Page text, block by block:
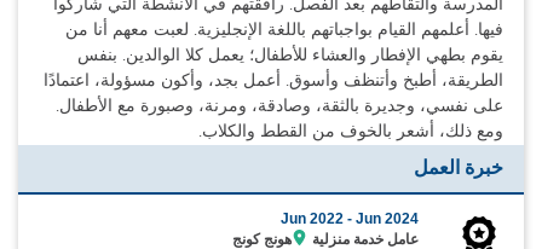
المدرسة والتقاطهم بعد الفصل. رافقتهم في الأنشطة التي شاركوا
فيها. أعلمهم القيام بواجباتهم باللغة الإنجليزية. لعبت معهم أنا من
يقوم بطهي الإفطار والعشاء للأطفال؛ يعمل كلا الوالدين. بنفس
الطريقة، أطبخ وأتنظف وأسوق. أعمل بجد، وأكون مسؤولة، اعتمادًا
على نفسي، وجديرة بالثقة، وصادقة، ومرنة، وصبورة مع الأطفال.
ومع ذلك، أشعر بالخوف من القطط والكلاب.
خبرة العمل
Jun 2022 - Jun 2024
عامل خدمة منزلية
هونج كونج